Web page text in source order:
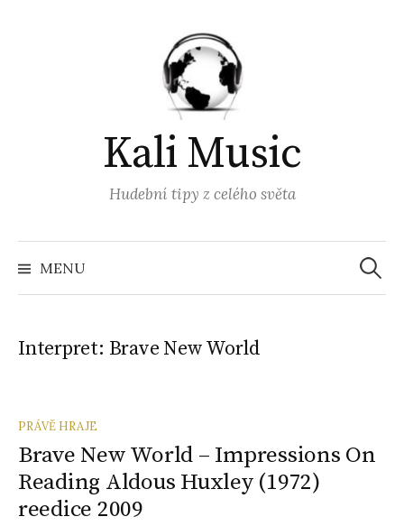
Kali Music
Hudební tipy z celého světa
MENU
Interpret: Brave New World
PRÁVĚ HRAJE
Brave New World – Impressions On
Reading Aldous Huxley (1972)
reedice 2009